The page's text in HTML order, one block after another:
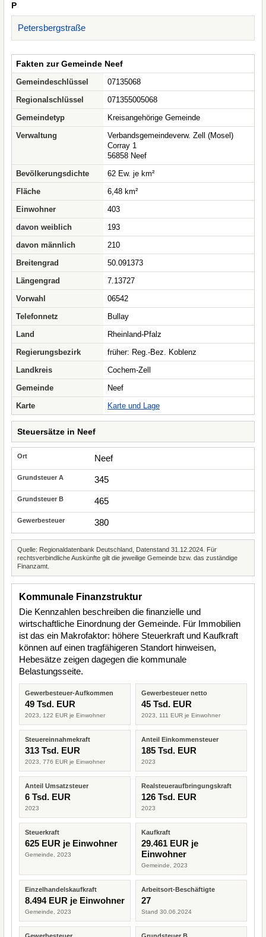
P
Petersbergstraße
Fakten zur Gemeinde Neef
Gemeindeschlüssel
07135068
Regionalschlüssel
071355005068
Gemeindetyp
Kreisangehörige Gemeinde
Verwaltung
Verbandsgemeindeverw. Zell (Mosel)
Corray 1
56858 Neef
Bevölkerungsdichte
62 Ew. je km²
Fläche
6,48 km²
Einwohner
403
davon weiblich
193
davon männlich
210
Breitengrad
50.091373
Längengrad
7.13727
Vorwahl
06542
Telefonnetz
Bullay
Land
Rheinland-Pfalz
Regierungsbezirk
früher: Reg.-Bez. Koblenz
Landkreis
Cochem-Zell
Gemeinde
Neef
Karte
Karte und Lage
Steuersätze in Neef
Neef
345
465
380
Quelle: Regionaldatenbank Deutschland, Datenstand 31.12.2024. Für
rechtsverbindliche Auskünfte gilt die jeweilige Gemeinde bzw. das zuständige
Finanzamt.
Kommunale Finanzstruktur
Die Kennzahlen beschreiben die finanzielle und
wirtschaftliche Einordnung der Gemeinde. Für Immobilien
ist das ein Makrofaktor: höhere Steuerkraft und Kaufkraft
können auf einen tragfähigeren Standort hinweisen,
Hebesätze zeigen dagegen die kommunale
Belastungsseite.
Gewerbesteuer-Aufkommen
49 Tsd. EUR
2023, 122 EUR je Einwohner
Gewerbesteuer netto
45 Tsd. EUR
2023, 111 EUR je Einwohner
Steuereinnahmekraft
313 Tsd. EUR
2023, 776 EUR je Einwohner
Anteil Einkommensteuer
185 Tsd. EUR
2023
Anteil Umsatzsteuer
6 Tsd. EUR
2023
Realsteueraufbringungskraft
126 Tsd. EUR
2023
Steuerkraft
625 EUR je Einwohner
Gemeinde, 2023
Kaufkraft
29.461 EUR je
Einwohner
Gemeinde, 2023
Einzelhandelskaufkraft
8.494 EUR je Einwohner
Gemeinde, 2023
Arbeitsort-Beschäftigte
27
Stand 30.06.2024